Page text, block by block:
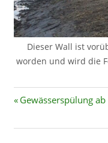
Dieser Wall ist
worden und wird die
Vorheriger
Gewässerspülung